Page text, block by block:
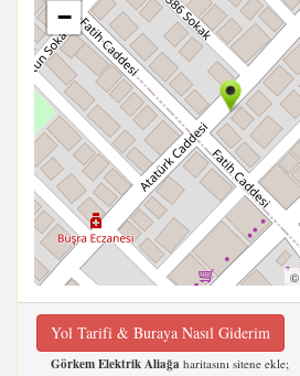
−
©
Yol Tarifi & Buraya Nasıl Giderim
Görkem Elektrik Aliağa haritasını sitene ekle;